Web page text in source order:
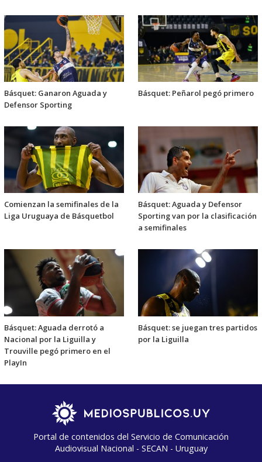
Básquet: Ganaron Aguada y
Defensor Sporting
Básquet: Peñarol pegó primero
Comienzan la semifinales de la
Liga Uruguaya de Básquetbol
Básquet: Aguada y Defensor
Sporting van por la clasificación
a semifinales
Básquet: Aguada derrotó a
Nacional por la Liguilla y
Trouville pegó primero en el
PlayIn
Básquet: se juegan tres partidos
por la Liguilla
Portal de contenidos del Servicio de Comunicación
Audiovisual Nacional - SECAN - Uruguay